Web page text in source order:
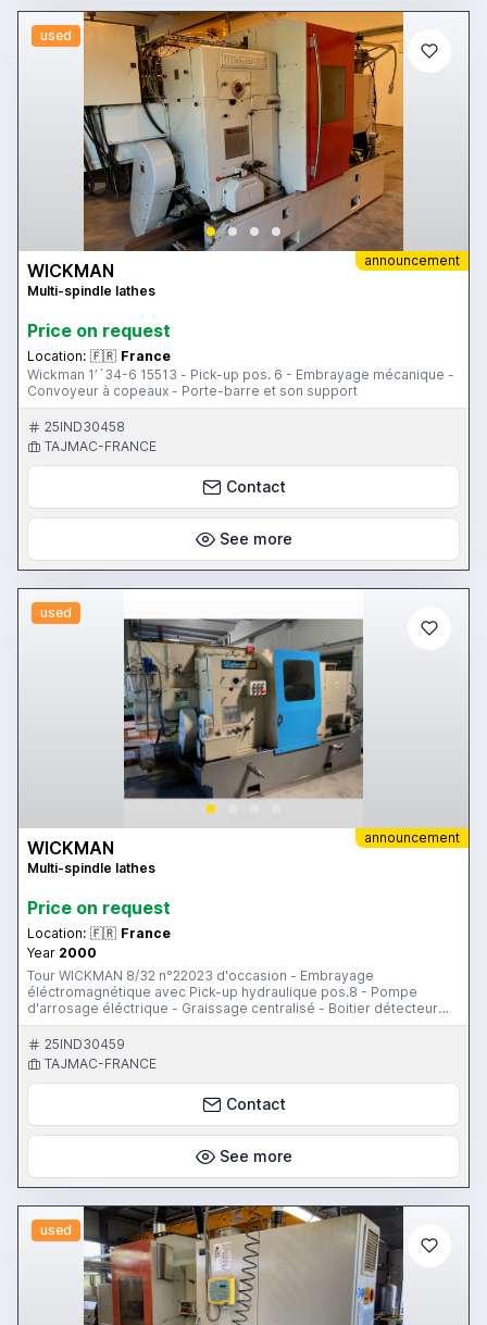
used
announcement
WICKMAN
Multi-spindle lathes
Price on request
Location: 🇫🇷 France
Wickman 1’´34-6 15513 - Pick-up pos. 6 - Embrayage mécanique -
Convoyeur à copeaux - Porte-barre et son support
25IND30458
TAJMAC-FRANCE
Contact
See more
used
announcement
WICKMAN
Multi-spindle lathes
Price on request
Location: 🇫🇷 France
Year 2000
Tour WICKMAN 8/32 n°22023 d'occasion - Embrayage
éléctromagnétique avec Pick-up hydraulique pos.8 - Pompe
d'arrosage éléctrique - Graissage centralisé - Boitier détecteur
pour contrôle longueur de pièces - Embarreur Pietro Cucchi
intégré pour barres de 3,3 m Machine en bon état de
fonctionnement Année 2000.
25IND30459
TAJMAC-FRANCE
Contact
See more
used